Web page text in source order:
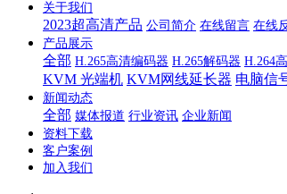
关于我们
2023超高清产品 公司简介 在线留言 在线
产品展示
全部 H.265高清编码器 H.265解码器 H.264
KVM 光端机 KVM网线延长器 电脑信
新闻动态
全部 媒体报道 行业资讯 企业新闻
资料下载
客户案例
加入我们